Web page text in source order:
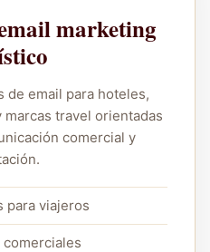
marketing
de email para hoteles,
travel orientadas
comercial y
para viajeros
comerciales